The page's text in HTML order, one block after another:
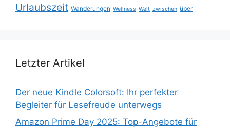
Urlaubszeit Wanderungen Wellness Welt zwischen über
Letzter Artikel
Der neue Kindle Colorsoft: Ihr perfekter
Begleiter für Lesefreude unterwegs
Amazon Prime Day 2025: Top-Angebote für